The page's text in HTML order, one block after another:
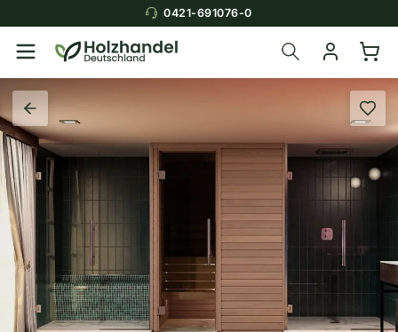
0421-691076-0